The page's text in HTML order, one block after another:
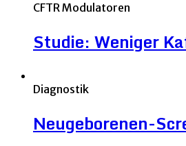
CFTR Modulatoren
Studie: Weniger
Diagnostik
Neugeborenen-